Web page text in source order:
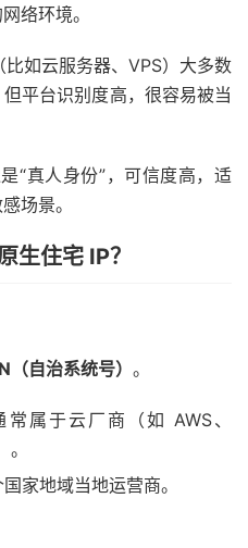
络环境。
如云服务器、VPS）大多数
平台识别度高，很容易被当
“真人身份”，可信度高，适
场景。
生住宅 IP？
（自治系统号） 。
属于云厂商（如 AWS、
家地域当地运营商。